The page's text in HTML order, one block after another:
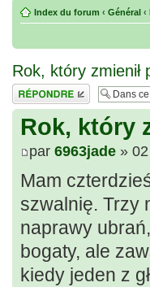
Index du forum ‹ Général ‹
Rok, który zmienił
Répondre
Rok, który
par 6963jade »
Mam
szwalnię. Trzy
naprawy
bogaty, ale
kiedy jeden z